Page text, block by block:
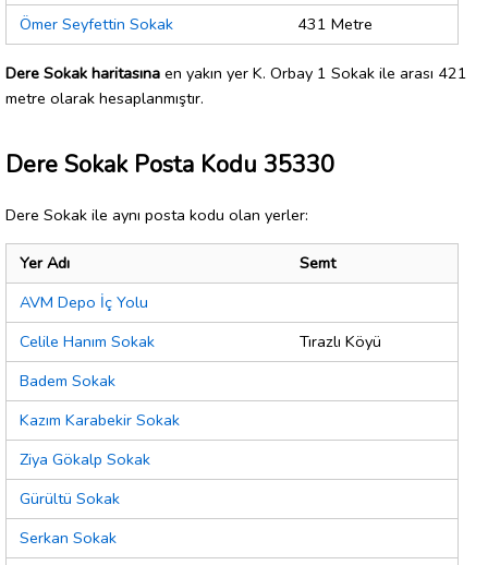
Ömer Seyfettin Sokak
431 Metre
Dere Sokak haritasına en yakın yer K. Orbay 1 Sokak ile arası 421
metre olarak hesaplanmıştır.
Dere Sokak Posta Kodu 35330
Dere Sokak ile aynı posta kodu olan yerler:
Yer Adı
Semt
AVM Depo İç Yolu
Celile Hanım Sokak
Tırazlı Köyü
Badem Sokak
Kazım Karabekir Sokak
Ziya Gökalp Sokak
Gürültü Sokak
Serkan Sokak